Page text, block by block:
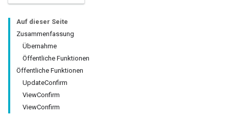
Auf dieser Seite
Zusammenfassung
Übernahme
Öffentliche Funktionen
Öffentliche Funktionen
UpdateConfirm
ViewConfirm
ViewConfirm